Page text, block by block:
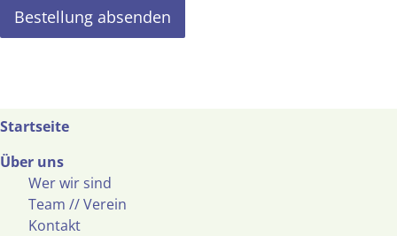
Startseite
Über uns
Wer wir sind
Team // Verein
Kontakt